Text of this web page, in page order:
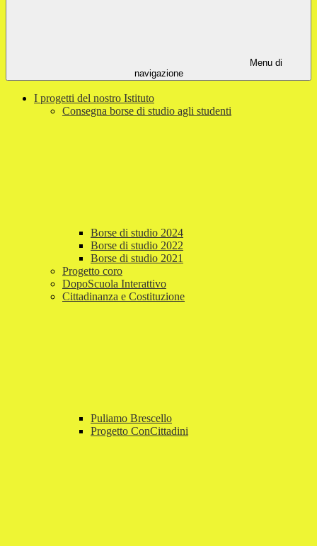
Menu di
navigazione
I progetti del nostro Istituto
Consegna borse di studio agli studenti
Borse di studio 2024
Borse di studio 2022
Borse di studio 2021
Progetto coro
DopoScuola Interattivo
Cittadinanza e Costituzione
Puliamo Brescello
Progetto ConCittadini